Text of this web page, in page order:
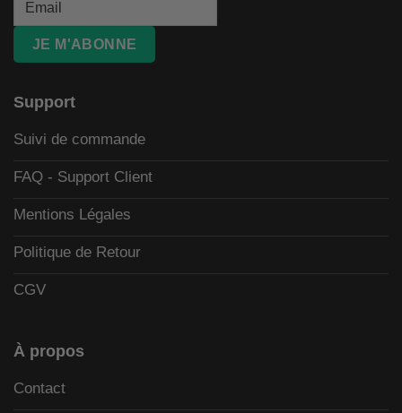
JE M'ABONNE
Support
Suivi de commande
FAQ - Support Client
Mentions Légales
Politique de Retour
CGV
À propos
Contact